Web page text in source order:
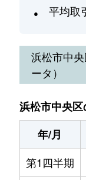
平均取
浜松市中
ータ）
浜松市中央区
年/月
第1四半期